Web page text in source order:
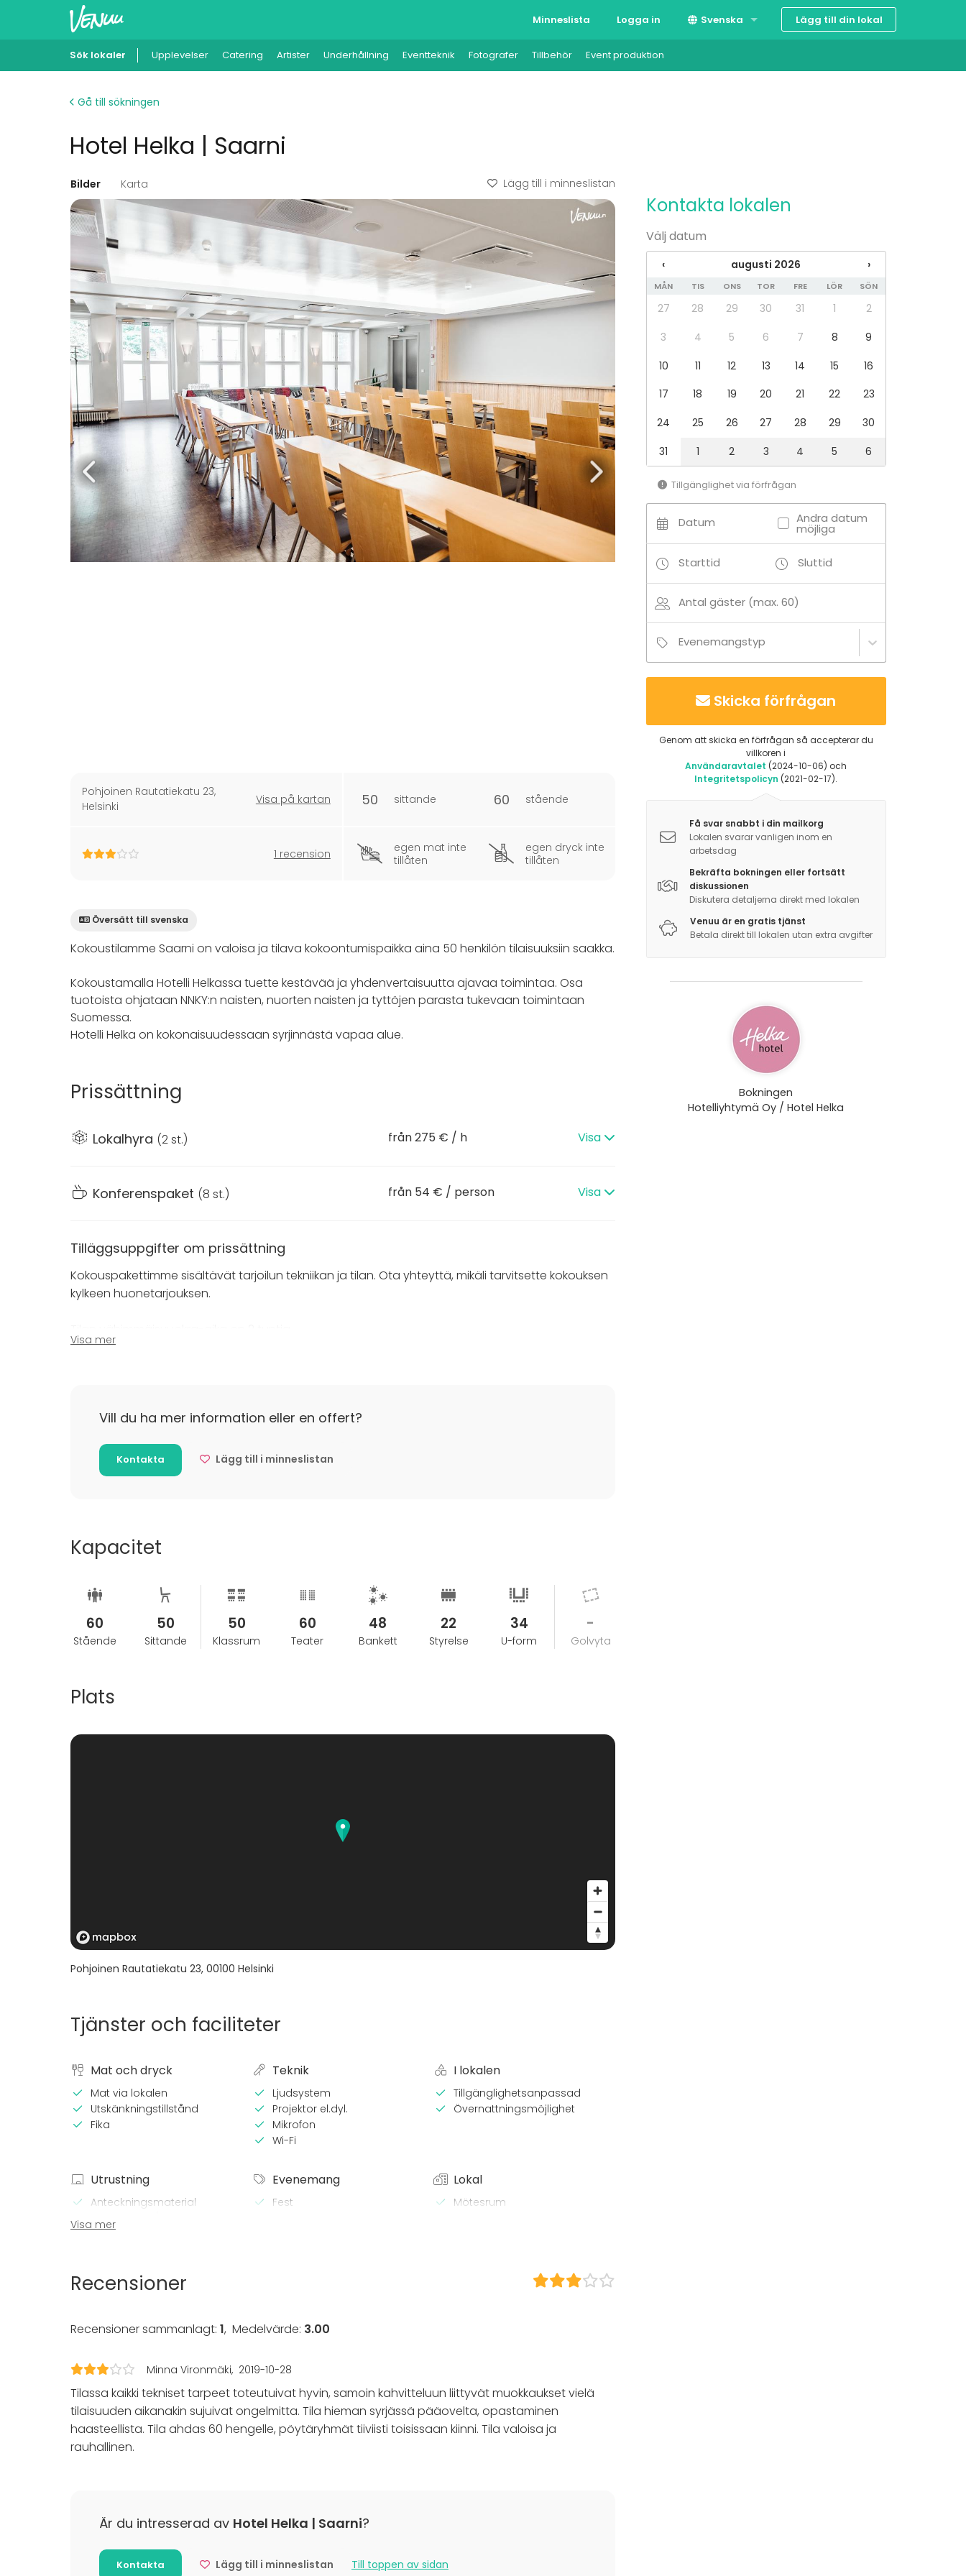
Minneslista Logga in Svenska Lägg till din lokal
Sök lokaler Upplevelser Catering Artister Underhållning Eventteknik Fotografer Tillbehör Event produktion
Gå till sökningen
Hotel Helka | Saarni
Bilder Karta Lägg till i minneslistan
Pohjoinen Rautatiekatu 23,
Helsinki
Visa på kartan
1 recension
50 sittande 60 stående
egen mat inte
tillåten
egen dryck inte
tillåten
Översätt till svenska
Kokoustilamme Saarni on valoisa ja tilava kokoontumispaikka aina 50 henkilön tilaisuuksiin saakka.
Kokoustamalla Hotelli Helkassa tuette kestävää ja yhdenvertaisuutta ajavaa toimintaa. Osa
tuotoista ohjataan NNKY:n naisten, nuorten naisten ja tyttöjen parasta tukevaan toimintaan
Suomessa.
Hotelli Helka on kokonaisuudessaan syrjinnästä vapaa alue.
Prissättning
Lokalhyra (2 st.) från 275 € / h Visa
Konferenspaket (8 st.) från 54 € / person Visa
Tilläggsuppgifter om prissättning
Kokouspakettimme sisältävät tarjoilun tekniikan ja tilan. Ota yhteyttä, mikäli tarvitsette kokouksen
kylkeen huonetarjouksen.
Visa mer
Vill du ha mer information eller en offert?
Kontakta Lägg till i minneslistan
Kapacitet
60
Stående
50
Sittande
50
Klassrum
60
Teater
48
Bankett
22
Styrelse
34
U-form
-
Golvyta
Plats
Pohjoinen Rautatiekatu 23, 00100 Helsinki
Tjänster och faciliteter
Mat och dryck
Mat via lokalen
Utskänkningstillstånd
Fika
Teknik
Ljudsystem
Projektor el.dyl.
Mikrofon
Wi-Fi
I lokalen
Tillgänglighetsanpassad
Övernattningsmöjlighet
Utrustning
Anteckningsmaterial
Evenemang
Fest
Rekreation
Julbord / Julfest
Lokal
Mötesrum
Visa mer
Recensioner
Recensioner sammanlagt: 1, Medelvärde: 3.00
Minna Vironmäki 2019-10-28
Tilassa kaikki tekniset tarpeet toteutuivat hyvin, samoin kahvitteluun liittyvät muokkaukset vielä
tilaisuuden aikanakin sujuivat ongelmitta. Tila hieman syrjässä pääovelta, opastaminen
haasteellista. Tila ahdas 60 hengelle, pöytäryhmät tiiviisti toisissaan kiinni. Tila valoisa ja
rauhallinen.
Är du intresserad av Hotel Helka | Saarni?
Kontakta Lägg till i minneslistan Till toppen av sidan
Kontakta lokalen
Välj datum
‹ augusti 2026 ›
MÅN TIS ONS TOR FRE LÖR SÖN
27 28 29 30 31 1
2
3
4 5 6 7 8
9
10
11 12 13 14 15
16
17
18 19 20 21 22
23
24
25 26 27 28 29
30
31
1 2 3 4 5 6
Tillgänglighet via förfrågan
Datum Andra datum
möjliga
Starttid Sluttid
Antal gäster (max. 60)
Evenemangstyp
Skicka förfrågan
Genom att skicka en förfrågan så accepterar du
villkoren i
Användaravtalet (2024-10-06) och
Integritetspolicyn (2021-02-17).
Få svar snabbt i din mailkorg
Lokalen svarar vanligen inom en
arbetsdag
Bekräfta bokningen eller fortsätt
diskussionen
Diskutera detaljerna direkt med lokalen
Venuu är en gratis tjänst
Betala direkt till lokalen utan extra avgifter
Bokningen
Hotelliyhtymä Oy / Hotel Helka